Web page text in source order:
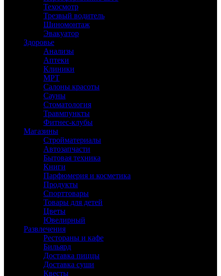
Техосмотр
Трезвый водитель
Шиномонтаж
Эвакуатор
Здоровье
Анализы
Аптеки
Клиники
МРТ
Салоны красоты
Сауны
Стоматология
Травмпункты
Фитнес-клубы
Магазины
Стройматериалы
Автозапчасти
Бытовая техника
Книги
Парфюмерия и косметика
Продукты
Спорттовары
Товары для детей
Цветы
Ювелирный
Развлечения
Рестораны и кафе
Бильярд
Доставка пиццы
Доставка суши
Квесты